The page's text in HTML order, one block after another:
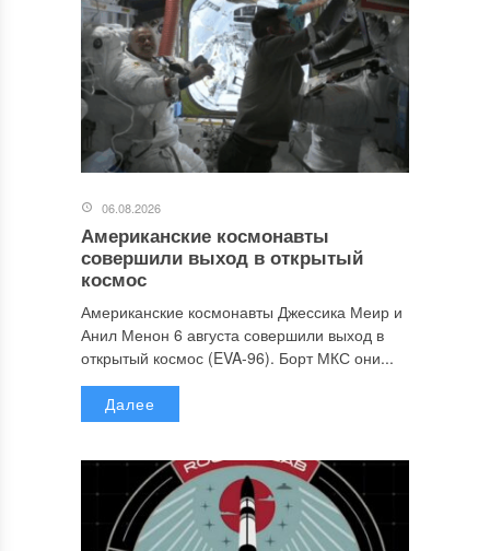
06.08.2026
Американские космонавты
совершили выход в открытый
космос
Американские космонавты Джессика Меир и
Анил Менон 6 августа совершили выход в
открытый космос (EVA-96). Борт МКС они...
Далее